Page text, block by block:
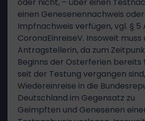
einen Genesenennachweis
Impfnachweis verfügen, vgl. § 5
CoronaEinreiseV. Insoweit muss
Antragstellerin, da zum
Beginns der Osterferien bereits
seit der Testung vergangen
Wiedereinreise in die
Deutschland im Gegensatz zu
Geimpften und Genesenen